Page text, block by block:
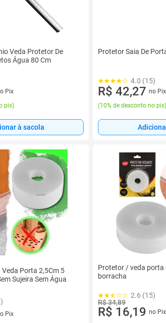
Veda Protetor De
Água 80 Cm
Pix
pix)
à sacola
Protetor Saia De
4.0 (15)
R$ 42,27 no Pix
(10% de desconto no pix)
Porta 2,5Cm 5
Sujeira Sem Água
Pix
Protetor / veda porta
borracha
2.6 (15)
R$ 34,89
R$ 16,19 no Pix